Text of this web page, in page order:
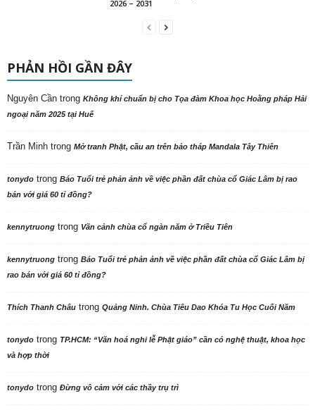
2026 – 2031
PHẢN HỒI GẦN ĐÂY
Nguyên Cần trong Không khí chuẩn bị cho Tọa đàm Khoa học Hoằng pháp Hải
ngoại năm 2025 tại Huế
Trần Minh trong Mở tranh Phật, cầu an trên bảo tháp Mandala Tây Thiên
tonydo trong Báo Tuổi trẻ phản ảnh về việc phần đất chùa cổ Giác Lâm bị rao
bán với giá 60 tỉ đồng?
kennytruong trong Vãn cảnh chùa cổ ngàn năm ở Triều Tiên
kennytruong trong Báo Tuổi trẻ phản ảnh về việc phần đất chùa cổ Giác Lâm bị
rao bán với giá 60 tỉ đồng?
Thích Thanh Châu trong Quảng Ninh. Chùa Tiêu Dao Khóa Tu Học Cuối Năm
tonydo trong TP.HCM: “Văn hoá nghi lễ Phật giáo” cần có nghệ thuật, khoa học
và hợp thời
tonydo trong Đừng vô cảm với các thầy trụ trì